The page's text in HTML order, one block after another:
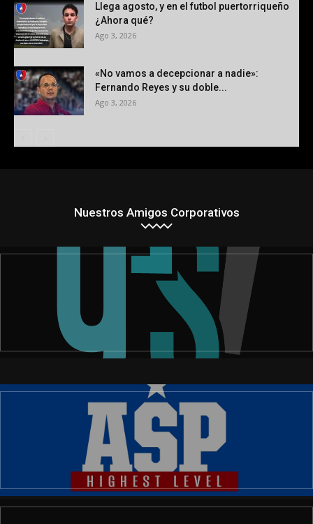
Llega agosto, y en el futbol puertorriqueño
¿Ahora qué?
Ago 3, 2026
«No vamos a decepcionar a nadie»:
Fernando Reyes y su doble...
Ago 3, 2026
Nuestros Amigos Corporativos